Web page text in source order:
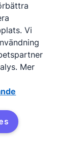
i
hjälp?
Vi
Mer